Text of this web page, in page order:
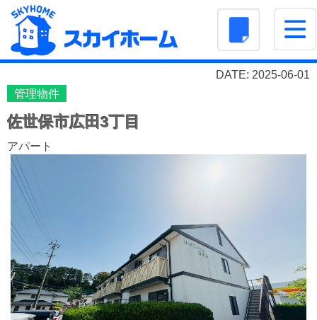
DATE: 2025-06-01
管理物件
佐世保市広田3丁目
アパート